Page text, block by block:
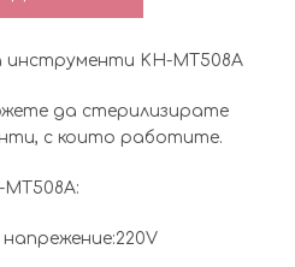
инструменти KH-MT508A
да стерилизирате
с които работите.
MT508A: